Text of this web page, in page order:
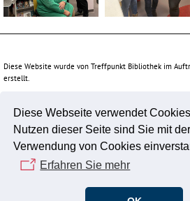
Diese Webseite verwendet
Nutzen dieser Seite sind Sie mit der
Verwendung von Cookies
Erfahren Sie mehr
Diese Website wurde von Treffpunkt Bibliothek im
erstellt.
Unterstützt durch: